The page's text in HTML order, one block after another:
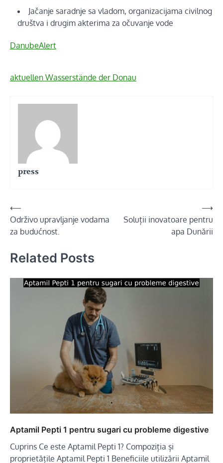
Jačanje saradnje sa vladom, organizacijama civilnog
društva i drugim akterima za očuvanje vode
DanubeAlert
aktuellen Wasserstände der Donau
press
Navigare
în
⟵
Održivo upravljanje vodama
za budućnost.
Soluții inovatoare pentru
apa Dunării
⟶
Related Posts
Aptamil Pepti 1 pentru sugari cu probleme digestive
Cuprins Ce este Aptamil Pepti 1? Compoziția și
proprietățile Aptamil Pepti 1 Beneficiile utilizării Aptamil